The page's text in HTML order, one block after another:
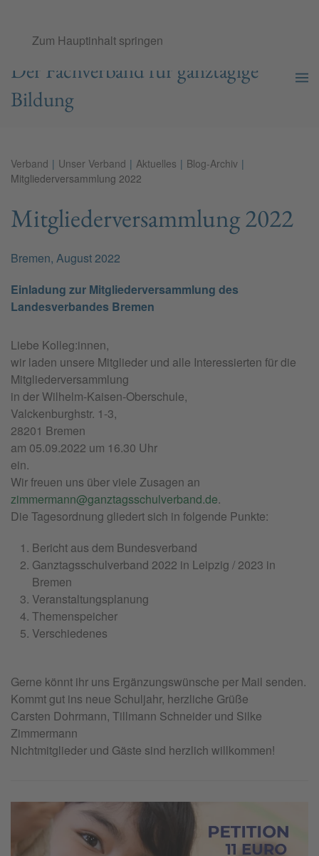
Zum Hauptinhalt springen
Ganztags­schul­verband e.V.
Der Fachverband für ganztägige
Bildung
Verband Unser Verband Aktuelles
Blog-Archiv
Mitgliederversammlung 2022
Mitgliederversammlung 2022
Bremen, August 2022
Einladung zur Mitgliederversammlung des
Landesverbandes Bremen
Liebe Kolleg:innen,
wir laden unsere Mitglieder und alle Interessierten für die
Mitgliederversammlung
in der Wilhelm-Kaisen-Oberschule,
Valckenburghstr. 1-3,
28201 Bremen
am 05.09.2022 um 16.30 Uhr
ein.
Wir freuen uns über viele Zusagen an
zimmermann@ganztagsschulverband.de.
Die Tagesordnung gliedert sich in folgende Punkte:
Bericht aus dem Bundesverband
Ganztagsschulverband 2022 in Leipzig / 2023 in
Bremen
Veranstaltungsplanung
Themenspeicher
Verschiedenes
Gerne könnt ihr uns Ergänzungswünsche per Mail senden.
Kommt gut ins neue Schuljahr, herzliche Grüße
Carsten Dohrmann, Tillmann Schneider und Silke
Zimmermann
Nichtmitglieder und Gäste sind herzlich willkommen!